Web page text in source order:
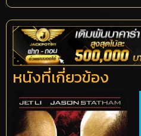
หนังที่เกี่ยวข้อง